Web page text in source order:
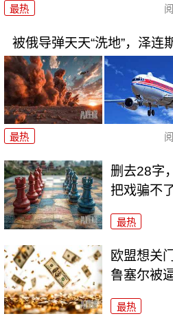
最热
被俄导弹天天“洗地”，泽连
最热
删去28字
把戏骗不
最热
欧盟想关
鲁塞尔被
最热